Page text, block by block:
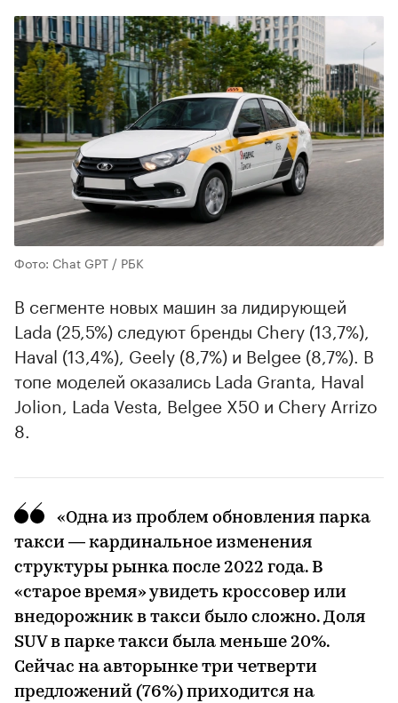
Фото: Chat GPT / РБК
В сегменте новых машин за лидирующей
Lada (25,5%) следуют бренды Chery (13,7%),
Haval (13,4%), Geely (8,7%) и Belgee (8,7%). В
топе моделей оказались Lada Granta, Haval
Jolion, Lada Vesta, Belgee X50 и Chery Arrizo
8.
«Одна из проблем обновления парка
такси — кардинальное изменения
структуры рынка после 2022 года. В
«старое время» увидеть кроссовер или
внедорожник в такси было сложно. Доля
SUV в парке такси была меньше 20%.
Сейчас на авторынке три четверти
предложений (76%) приходится на